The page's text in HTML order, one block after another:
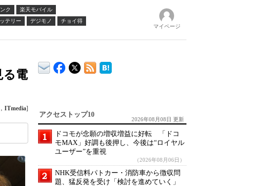
ク
楽天モバイル
テリー デジモノ
チョイ得
マイページ
る電
ITmedia]
アクセストップ10
2026年08月08日 更新
ドコモが念願の増収増益に好転 「ドコ
モMAX」好調も後押し、今後は“ロイヤル
ユーザー”を重視
（2026年08月06日）
NHK受信料パトカー・消防車から徴収問
題、猛反発を受け「検討を進めていく」